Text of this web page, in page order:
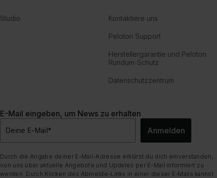
Studio Kontaktiere uns
Peloton Support
Herstellergarantie und Peloton
Rundum-Schutz
Datenschutzzentrum
E-Mail eingeben, um News zu erhalten
Deine E-Mail* Anmelden
Durch die Angabe deiner E-Mail-Adresse erklärst du dich einverstanden,
von uns über aktuelle Angebote und Updates per E-Mail informiert zu
werden. Durch Klicken des Abmelde-Links in einer dieser E-Mails kannst